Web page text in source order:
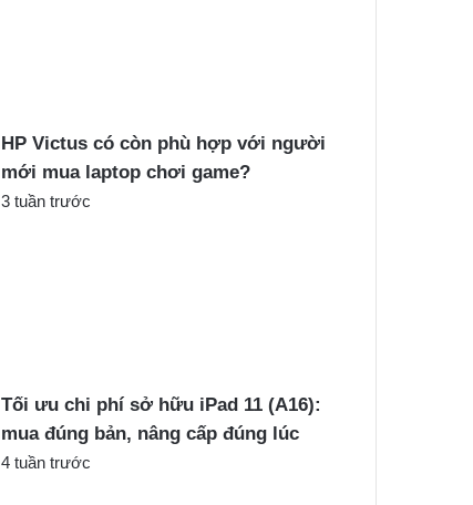
:HP Victus có còn phù hợp với người
mới mua laptop chơi game?
3 tuần trước
Tối ưu chi phí sở hữu iPad 11 (A16):
mua đúng bản, nâng cấp đúng lúc
4 tuần trước